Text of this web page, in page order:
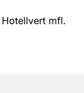
Hotellvert mfl.